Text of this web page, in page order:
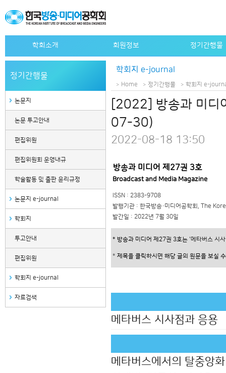
학회소개 회원정보 정기간행물
설립목적
정관
조직도
역대회장
사무국안내
관련사이트
특별회원사 명단 학회지 e-
정기간행물
논문지
논문 투고안내
편집위원
편집위원회 운영내규
학술활동 및 출판 윤리규정
논문지 e-journal
학회지
투고안내
편집위원
학회지 e-journal
자료검색
학회지 e-journal
Home 정기간행물 학회지 e-
[2022] 방송과 미
07-30)
2022-08-18 13:50
방송과 미디어 제27권 3호
Broadcast and Media Magazine
ISSN : 2383-9708
발행기관 : 한국방송·미디어공학회, The
발간일 : 2022년 7월 30일
* 방송과 미디어 제27권 3호는 '메타버스 시
* 제목을 클릭하시면 해당 글의 원문을 보실
메타버스 시사점과 응용
메타버스에서의 탈중앙